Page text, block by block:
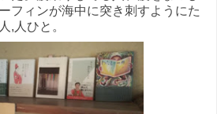
フィンが海中に突き刺すようにた
人,人ひと。